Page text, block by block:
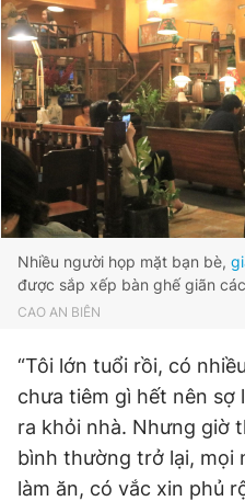
Nhiều người họp mặt bạn bè,
được sắp xếp bàn ghế giãn
CAO AN BIÊN
“Tôi lớn tuổi rồi, có
chưa tiêm gì hết nên sợ
ra khỏi nhà. Nhưng giờ
bình thường trở lại, mọi
làm ăn, có vắc xin phủ